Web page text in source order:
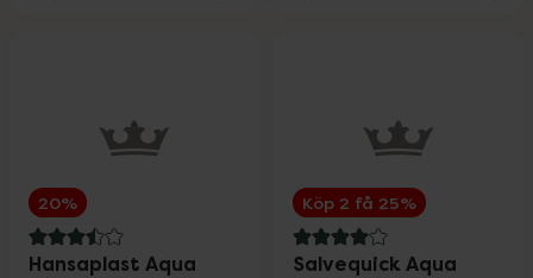
20%
3.5 av 5 i omdöme
Hansaplast Aqua
Köp 2 få 25%
4 av 5 i omdöme
Salvequick Aqua